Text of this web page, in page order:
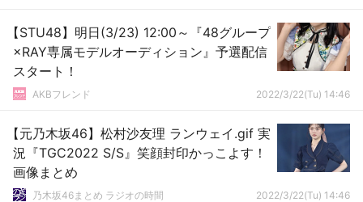
【STU48】明日(3/23) 12:00～『48グループ
×RAY専属モデルオーディション』予選配信
スタート！
AKBフレンド 2022/3/22(Tu) 14:46
【元乃木坂46】松村沙友理 ランウェイ.gif 実
況『TGC2022 S/S』笑顔封印かっこよす！
画像まとめ
乃木坂46まとめ ラジオの時間 2022/3/22(Tu) 14:46